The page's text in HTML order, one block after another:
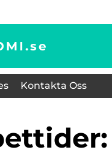
se
Kontakta Oss